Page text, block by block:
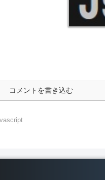
コメントを書き込む